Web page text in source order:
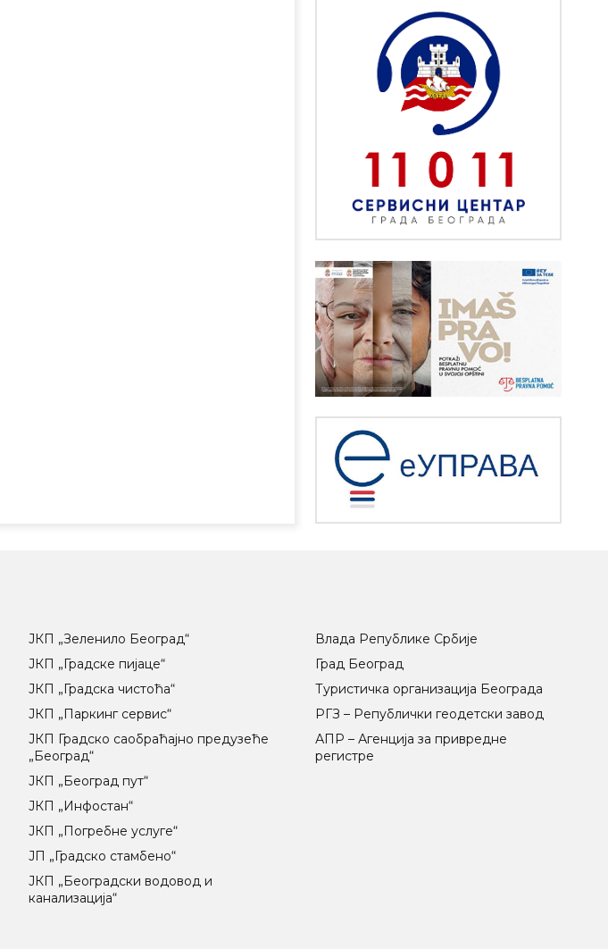
ЈКП „Зеленило Београд“
ЈКП „Градске пијаце“
ЈКП „Градска чистоћа“
ЈКП „Паркинг сервис“
ЈКП Градско саобраћајно предузеће
„Београд“
ЈКП „Београд пут“
ЈКП „Инфостан“
ЈКП „Погребне услуге“
ЈП „Градско стамбено“
ЈКП „Београдски водовод и
канализација“
Влада Републике Србије
Град Београд
Туристичка организација Београда
РГЗ – Републички геодетски завод
АПР – Агенција за привредне
регистре